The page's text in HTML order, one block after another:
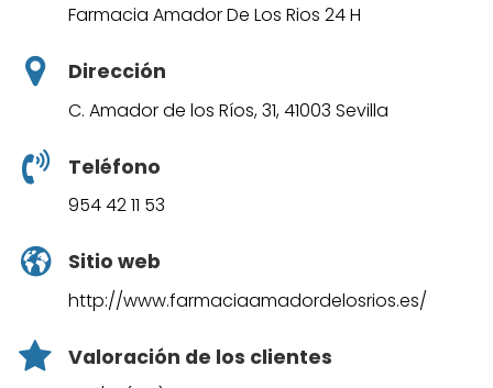
Farmacia Amador De Los Rios 24 H
Dirección
C. Amador de los Ríos, 31, 41003 Sevilla
Teléfono
954 42 11 53
Sitio web
http://www.farmaciaamadordelosrios.es/
Valoración de los clientes